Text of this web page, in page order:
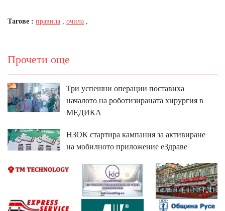
Тагове : правила , очила ,
Прочети още
Три успешни операции поставиха
началото на роботизираната хирургия в
МЕДИКА
НЗОК стартира кампания за активиране
на мобилното приложение еЗдраве